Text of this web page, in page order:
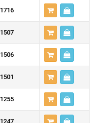
1716
1507
1506
1501
1255
1247